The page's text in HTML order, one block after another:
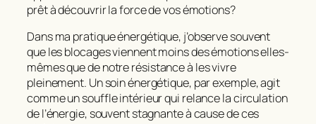
prêt à découvrir la force de vos émotions?
Dans ma pratique énergétique, j’observe souvent
que les blocages viennent moins des émotions elles-
mêmes que de notrerésistanceà les vivre
pleinement. Un soin énergétique, par exemple, agit
comme un souffle intérieur qui relance la circulation
de l’énergie, souvent stagnante à cause de ces